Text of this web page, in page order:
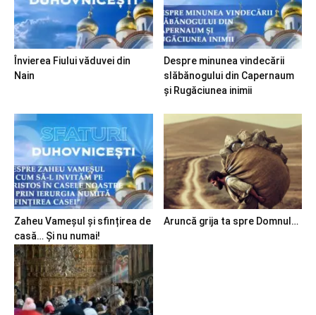
Învierea Fiului văduvei din
Nain
Despre minunea vindecării
slăbănogului din Capernaum
și Rugăciunea inimii
Zaheu Vameșul și sfințirea de
casă… Și nu numai!
Aruncă grija ta spre Domnul…